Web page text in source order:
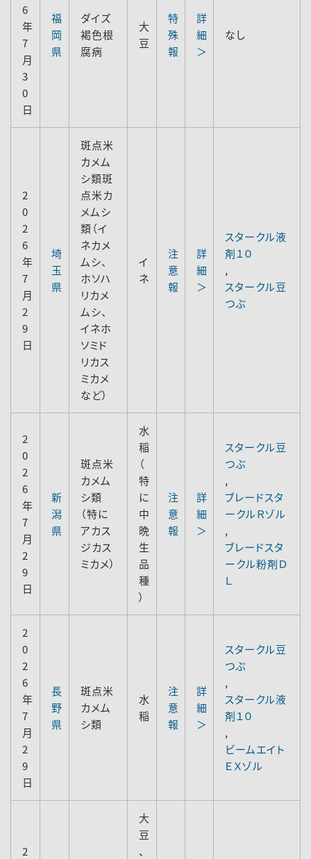
6
年
7
月
3
0
日
福
岡
県
ダイズ
褐色根
腐病
大
豆
特
殊
報
詳
細
＞
なし
2
0
2
6
年
7
月
2
9
日
埼
玉
県
斑点米
カメム
シ類斑
点米カ
メムシ
類（イ
ネカメ
ムシ、
ホソハ
リカメ
ムシ、
イネホ
ソミド
リカス
ミカメ
など）
イ
ネ
注
意
報
詳
細
＞
スタークル液
剤１０
,
スタークル豆
つぶ
2
0
2
6
年
7
月
2
9
日
新
潟
県
斑点米
カメム
シ類
（特に
アカス
ジカス
ミカメ）
水
稲
（
特
に
中
晩
生
品
種
）
注
意
報
詳
細
＞
スタークル豆
つぶ
,
ブレードスタ
ークルＲゾル
,
ブレードスタ
ークル粉剤Ｄ
Ｌ
2
0
2
6
年
7
月
2
9
日
長
野
県
斑点米
カメム
シ類
水
稲
注
意
報
詳
細
＞
スタークル豆
つぶ
,
スタークル液
剤１０
,
ビームエイト
ＥＸゾル
2
大
豆
、